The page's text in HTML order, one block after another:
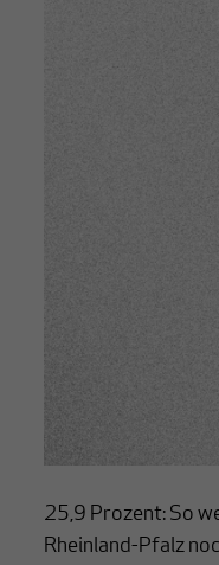
25,9 Prozent: So
Rheinland-Pfalz